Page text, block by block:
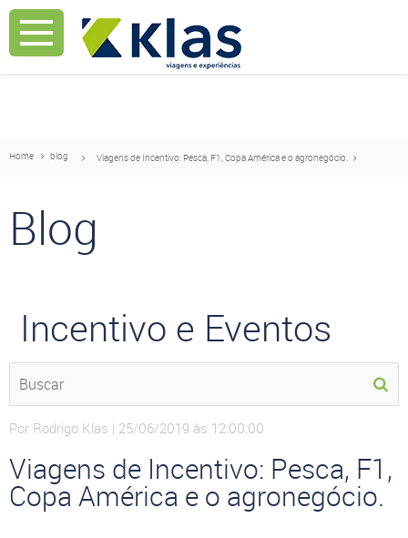
Mostrar Aviso
Home blog Viagens de Incentivo: Pesca, F1, Copa América e o agronegócio.
Blog
Incentivo e Eventos
Por Rodrigo Klas | 25/06/2019 às 12:00:00
Viagens de Incentivo: Pesca, F1,
Copa América e o agronegócio.